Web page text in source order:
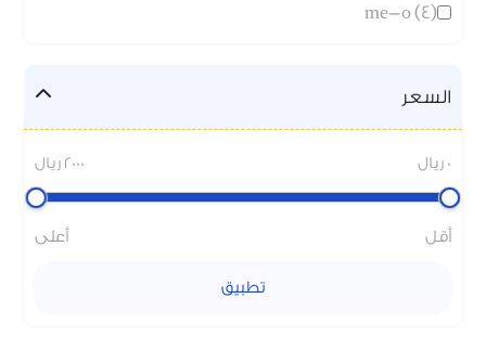
me-o (4)
السعر
0 ريال 2000 ريال
أقل أعلى
تطبيق